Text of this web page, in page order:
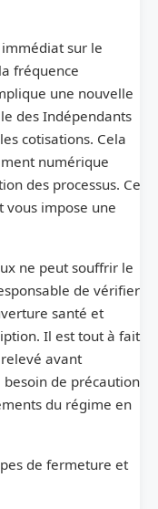
immédiat sur le
fréquence
une nouvelle
des Indépendants
cotisations. Cela
numérique
des processus. Ce
vous impose une
ne peut souffrir le
de vérifier
santé et
Il est tout à fait
avant
besoin de précaution
du régime en
de fermeture et